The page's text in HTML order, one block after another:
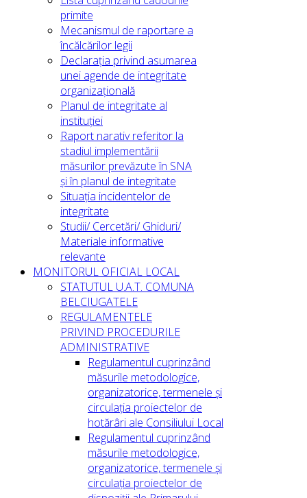
primite
Mecanismul de raportare a
încălcărilor legii
Declarația privind asumarea
unei agende de integritate
organizațională
Planul de integritate al
instituției
Raport narativ referitor la
stadiul implementării
măsurilor prevăzute în SNA
și în planul de integritate
Situația incidentelor de
integritate
Studii/ Cercetări/ Ghiduri/
Materiale informative
relevante
MONITORUL OFICIAL LOCAL
STATUTUL U.A.T. COMUNA
BELCIUGATELE
REGULAMENTELE
PRIVIND PROCEDURILE
ADMINISTRATIVE
Regulamentul cuprinzând
măsurile metodologice,
organizatorice, termenele și
circulația proiectelor de
hotărâri ale Consiliului Local
Regulamentul cuprinzând
măsurile metodologice,
organizatorice, termenele și
circulația proiectelor de